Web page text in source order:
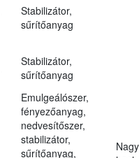
Stabilizátor,
sűrítőanyag
Stabilizátor,
sűrítőanyag
Emulgeálószer,
fényezőanyag,
nedvesítőszer,
stabilizátor,
sűrítőanyag,